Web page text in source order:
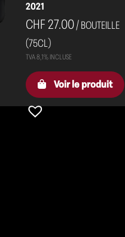
2021
CHF 27.00/ BOUTEILLE
(75CL)
Voir le produit